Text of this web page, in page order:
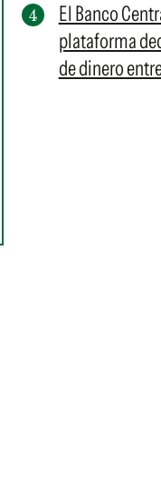
El Banco
plataforma
de dinero